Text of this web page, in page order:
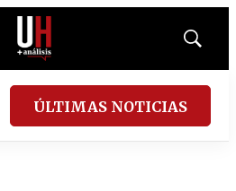
Mostrar
ÚLTIMAS NOTICIAS